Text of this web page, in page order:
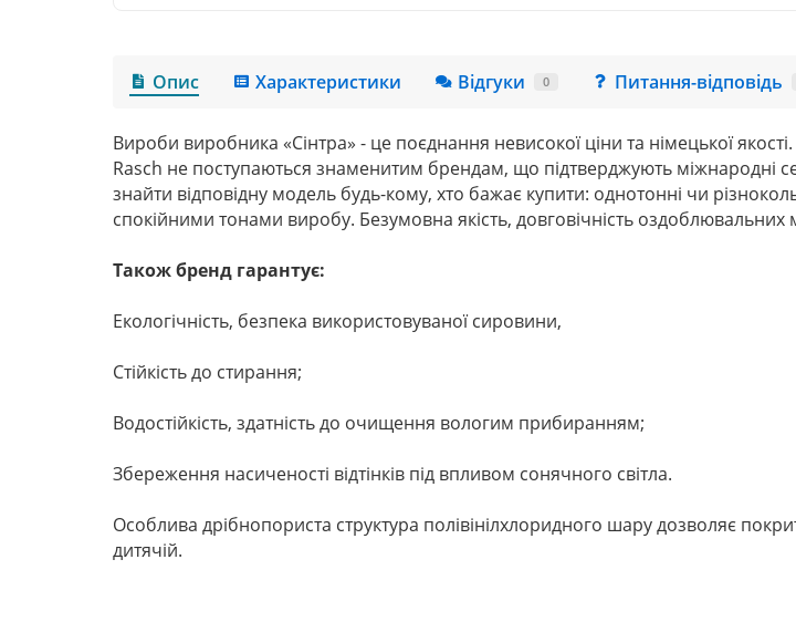
Опис Характеристики Відгуки 0 Питання-відповідь
Вироби виробника «Сінтра» - це поєднання невисокої ціни та німецької
Rasch не поступаються знаменитим брендам, що підтверджують міжнародні
знайти відповідну модель будь-кому, хто бажає купити: однотонні чи
спокійними тонами виробу. Безумовна якість, довговічність оздоблювальних
Також бренд гарантує:
Екологічність, безпека використовуваної сировини,
Стійкість до стирання;
Водостійкість, здатність до очищення вологим прибиранням;
Збереження насиченості відтінків під впливом сонячного світла.
Особлива дрібнопориста структура полівінілхлоридного шару дозволяє
дитячій.